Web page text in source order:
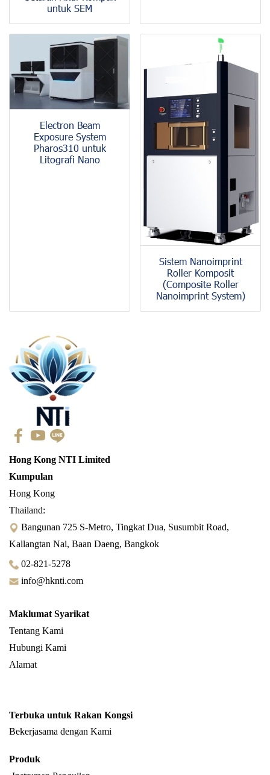
untuk SEM
Electron Beam
Exposure System
Pharos310 untuk
Litografi Nano
Sistem Nanoimprint
Roller Komposit
(Composite Roller
Nanoimprint System)
Hong Kong NTI Limited
Kumpulan
Hong Kong
Thailand:
Bangunan 725 S-Metro, Tingkat Dua, Susumbit Road,
Kallangtan Nai, Baan Daeng, Bangkok
02-821-5278
info@hknti.com
Maklumat Syarikat
Tentang Kami
Hubungi Kami
Alamat
Terbuka untuk Rakan Kongsi
Bekerjasama dengan Kami
Produk